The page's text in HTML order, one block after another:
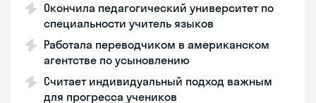
Окончила педагогический университет по
специальности учитель языков
Работала переводчиком в американском
агентстве по усыновлению
Считает индивидуальный подход важным
для прогресса учеников